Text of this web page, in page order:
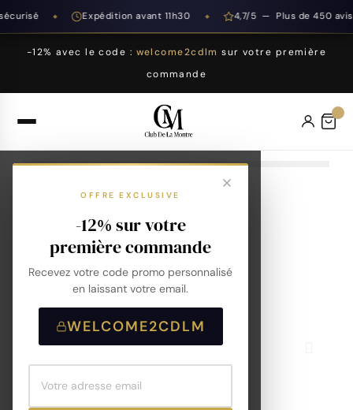
Expédition avant 11h30 4,7/5 — Plus de 450 avis
-12% avec le code : welcome2cdlm sur votre première
commande
OFFRE EXCLUSIVE
-12% sur votre
première commande
Recevez votre code promo personnalisé
en laissant votre email.
WELCOME2CDLM